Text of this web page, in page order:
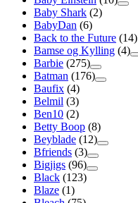
Baby Shark (2)
BabyDan (6)
Back to the Future (14)
Bamse og Kylling (4)
Barbie (275)
Batman (176)
Baufix (4)
Belmil (3)
Ben10 (2)
Betty Boop (8)
Beyblade (12)
Bfriends (3)
Bigjigs (96)
Black (123)
Blaze (1)